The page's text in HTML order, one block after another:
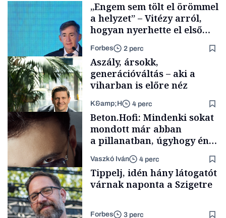
Elszámoltatás
„Engem sem tölt el örömmel
a helyzet” – Vitézy arról,
hogyan nyerhette el első
tenderét Mészárosék cége a
Tisza-kormány alatt
Forbes 2 perc
TÁMOGATÓI
TARTALOM
Aszály, ársokk,
generációváltás – aki a
viharban is előre néz
K&amp;H 4 perc
Beton.Hofi: Mindenki sokat
mondott már abban
a pillanatban, úgyhogy én
a legsarkosabb
gondolataimat akartam
kimondani
Vaszkó Iván 4 perc
Tippelj, idén hány látogatót
várnak naponta a Szigetre
Forbes 3 perc